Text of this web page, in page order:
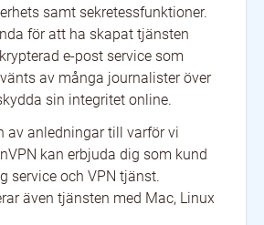
samt sekretessfunktioner.
för att ha skapat tjänsten
e-post service som
av många journalister över
sin integritet online.
av anledningar till varför vi
kan erbjuda dig som kund
service och VPN tjänst.
även tjänsten med Mac, Linux